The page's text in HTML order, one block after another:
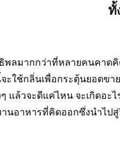
ทั้
ลมากกว่าที่หลายคนคาด
ะใช้กลิ่นเพื่อกระตุ้นยอด
ๆ แล้วจะดีแค่ไหน จะเกิดอ
านอาหารที่คิดออกซึ่งนำไป